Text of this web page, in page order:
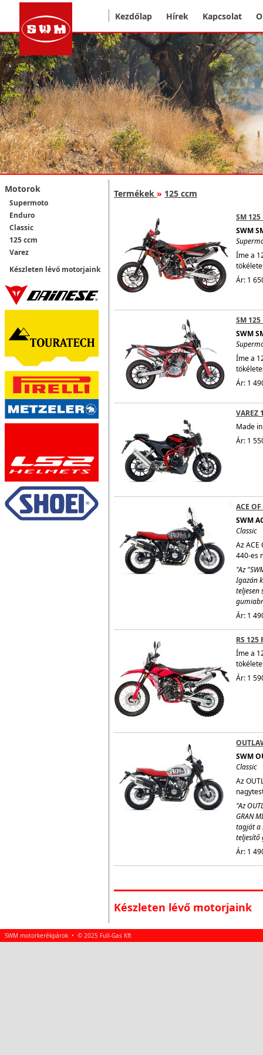
Kezdőlap Hírek Kapcsolat
Motorok
Supermoto
Enduro
Classic
125 ccm
Varez
Készleten lévő motorjaink
Termékek » 125 ccm
SM 125
SWM
Íme a
Ár: 1
SM 125
SWM
Íme a
Ár: 1
VAREZ
Made
Ár: 1
ACE
SWM
Classic
Az
440-es
"Az
Igazán
teljesen
Ár: 1
RS 125
Íme a
Ár: 1
SWM
Classic
Az
"Az
GRAN
tagját a
teljesítő
Ár: 1
Készleten lévő motorjaink
SWM motorkerékpárok • © 2025 Full-Gas Kft